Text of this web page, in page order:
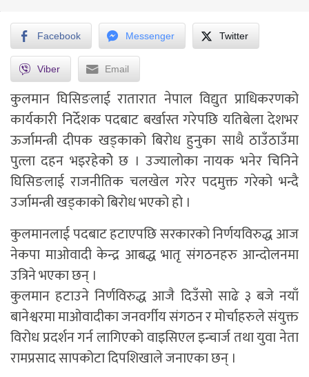
Facebook Messenger Twitter
Viber Email
कुलमान घिसिङलाई रातारात नेपाल विद्युत प्राधिकरणको
कार्यकारी निर्देशक पदबाट बर्खास्त गरेपछि यतिबेला देशभर
ऊर्जामन्त्री दीपक खड्काको बिरोध हुनुका साथै ठाउँठाउँमा
पुत्ला दहन भइरहेकोे छ । उज्यालोका नायक भनेर चिनिने
घिसिङलाई राजनीतिक चलखेल गरेर पदमुक्त गरेको भन्दै
उर्जामन्त्री खड्काको बिरोध भएको हो ।
कुलमानलाई पदबाट हटाएपछि सरकारको निर्णयविरुद्ध आज
नेकपा माओवादी केन्द्र आबद्ध भातृ संगठनहरु आन्दोलनमा
उत्रिने भएका छन् ।
कुलमान हटाउने निर्णविरुद्ध आजै दिउँसो साढे ३ बजे नयाँ
बानेश्वरमा माओवादीका जनवर्गीय संगठन र मोर्चाहरुले संयुक्त
विरोध प्रदर्शन गर्न लागिएको वाइसिएल इन्चार्ज तथा युवा नेता
रामप्रसाद सापकोटा दिपशिखाले जनाएका छन् ।